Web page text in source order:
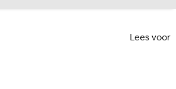
Lees voor